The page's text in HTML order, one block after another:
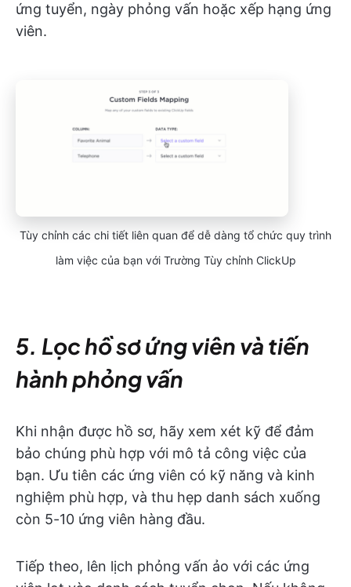
ứng tuyển, ngày phỏng vấn hoặc xếp hạng ứng
viên.
Tùy chỉnh các chi tiết liên quan để dễ dàng tổ chức quy trình
làm việc của bạn với Trường Tùy chỉnh ClickUp
5. Lọc hồ sơ ứng viên và tiến
hành phỏng vấn
Khi nhận được hồ sơ, hãy xem xét kỹ để đảm
bảo chúng phù hợp với mô tả công việc của
bạn. Ưu tiên các ứng viên có kỹ năng và kinh
nghiệm phù hợp, và thu hẹp danh sách xuống
còn 5-10 ứng viên hàng đầu.
Tiếp theo, lên lịch phỏng vấn ảo với các ứng